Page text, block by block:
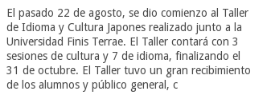
El pasado 22 de agosto, se dio comienzo al Taller
de Idioma y Cultura Japones realizado junto a la
Universidad Finis Terrae. El Taller contará con 3
sesiones de cultura y 7 de idioma, finalizando el
31 de octubre. El Taller tuvo un gran recibimiento
de los alumnos y público general, c